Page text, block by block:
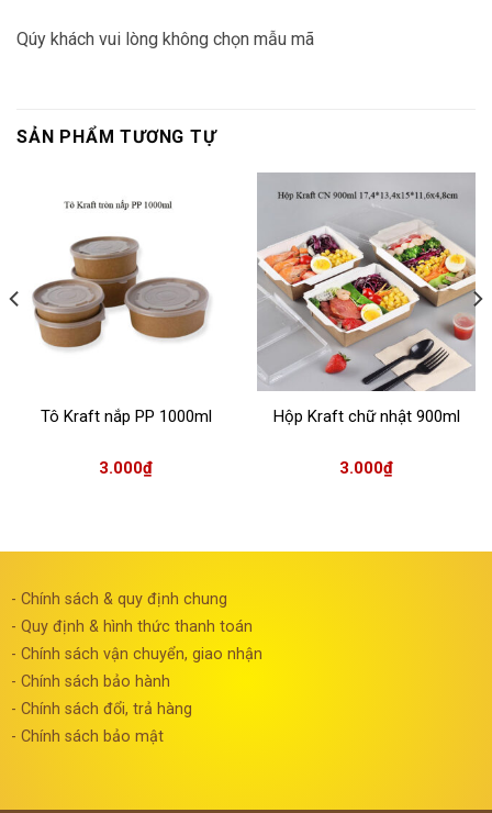
Qúy khách vui lòng không chọn mẫu mã
SẢN PHẨM TƯƠNG TỰ
Tô Kraft nắp PP 1000ml
3.000₫
Hộp Kraft chữ nhật 900ml
3.000₫
- Chính sách & quy định chung
- Quy định & hình thức thanh toán
- Chính sách vận chuyển, giao nhận
- Chính sách bảo hành
- Chính sách đổi, trả hàng
- Chính sách bảo mật